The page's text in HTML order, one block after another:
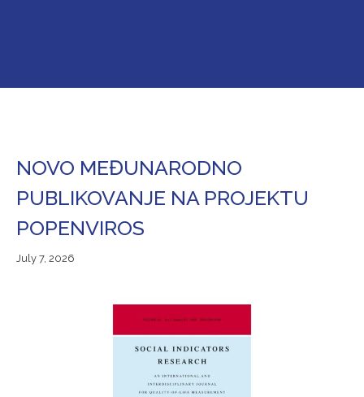
NOVO MEĐUNARODNO
PUBLIKOVANJE NA PROJEKTU
POPENVIROS
July 7, 2026